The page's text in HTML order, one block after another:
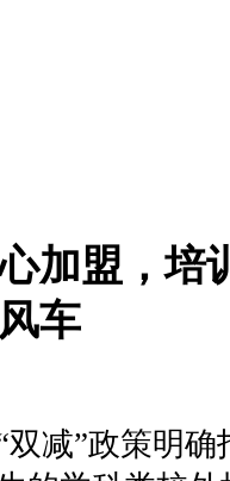
加盟，培
车
双减”政策明